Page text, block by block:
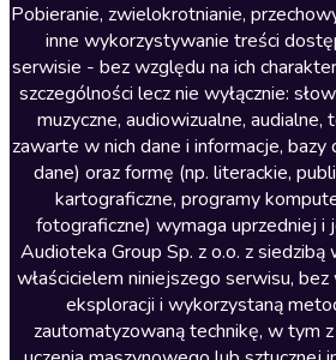
Literatura anglojęzyczna
Literatura faktu
Literatura obyczajowa
Literatura piękna obca
Literatura piękna polska
Nagrania relaksacyjne
Nauka języków
Nauki humanistyczne
Podcasty i audycje
Pobieranie, zwielokrotnianie,
inne wykorzystywanie treści
serwisie - bez względu na ich
szczególności lecz nie wyłącznie:
muzyczne, audiowizualne,
zawarte w nich dane i informacje, bazy
dane) oraz formę (np. literackie,
kartograficzne, programy
fotograficzne) wymaga uprzedniej i
Audioteka Group Sp. z o.o. z
właścicielem niniejszego serwisu,
eksploracji i wykorzystaną
zautomatyzowaną technikę, w tym